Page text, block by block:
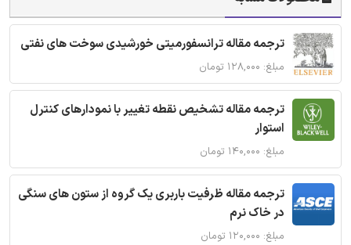
ترجمه مقاله ترانسفورمیتی خورشیدی سوخت های نفتی
مبلغ: ۱۲۸,۰۰۰ تومان
ترجمه مقاله تشخیص نقطه تغییر با نمودارهای کنترل
استوار
مبلغ: ۱۴۰,۰۰۰ تومان
ترجمه مقاله ظرفیت باربری یک گروه از ستون های سنگی
در خاک نرم
مبلغ: ۱۲۰,۰۰۰ تومان